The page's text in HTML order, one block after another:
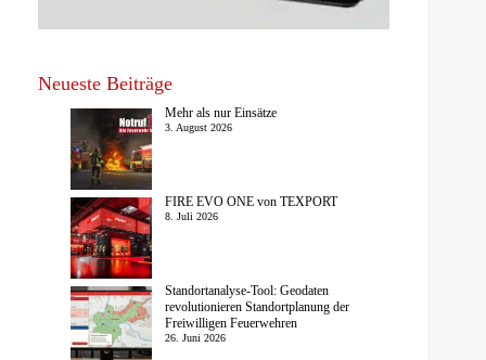
Neueste Beiträge
Mehr als nur Einsätze
3. August 2026
FIRE EVO ONE von TEXPORT
8. Juli 2026
Standortanalyse-Tool: Geodaten
revolutionieren Standortplanung der
Freiwilligen Feuerwehren
26. Juni 2026